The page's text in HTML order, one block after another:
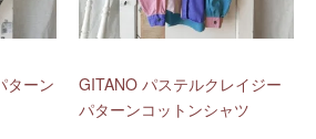
ターン
GITANO パステルクレイジー
パターンコットンシャツ